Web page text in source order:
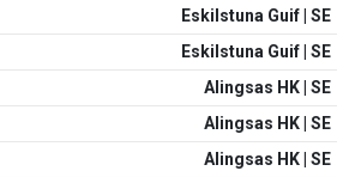
Eskilstuna Guif | SE
Eskilstuna Guif | SE
Alingsas HK | SE
Alingsas HK | SE
Alingsas HK | SE